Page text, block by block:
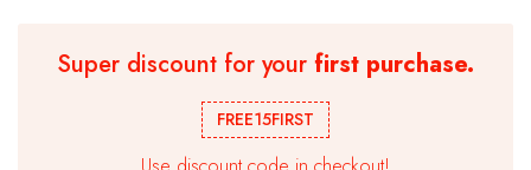
Super discount for yourfirst purchase.
FREE15FIRST